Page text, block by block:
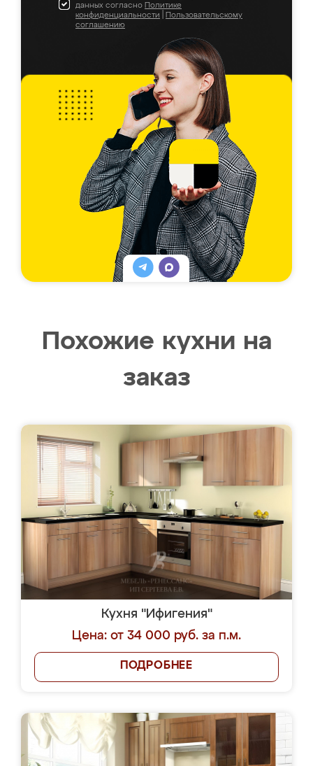
данных согласно Политике
конфиденциальности
Пользовательскому
соглашению
Похожие кухни на
заказ
Кухня "Ифигения"
Цена: от 34 000 руб. за п.м.
ПОДРОБНЕЕ